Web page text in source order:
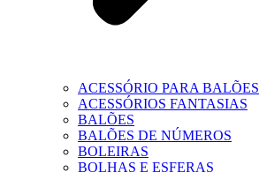
ACESSÓRIO PARA BALÕES
ACESSÓRIOS FANTASIAS
BALÕES
BALÕES DE NÚMEROS
BOLEIRAS
BOLHAS E ESFERAS